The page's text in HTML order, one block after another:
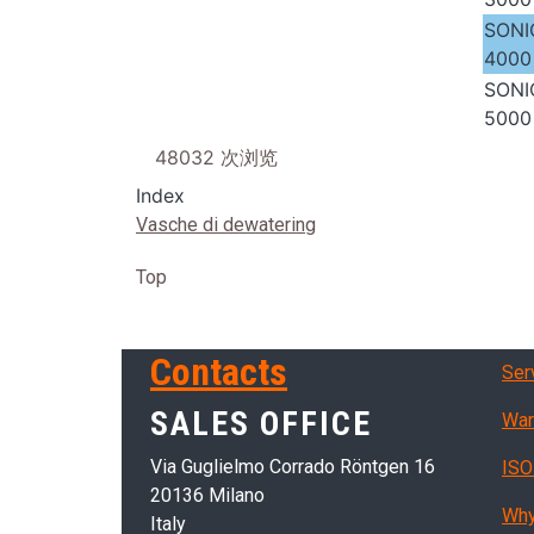
4000
5000
48032 次浏览
Index
Vasche di dewatering
Top
Contacts
SALES OFFICE
Via Guglielmo Corrado Röntgen 16
20136 Milano
Italy